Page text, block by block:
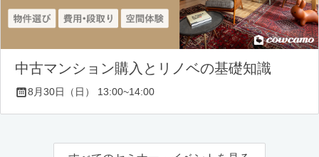
中古マンション購入とリノベの基礎知識
8月30日（日） 13:00~14:00